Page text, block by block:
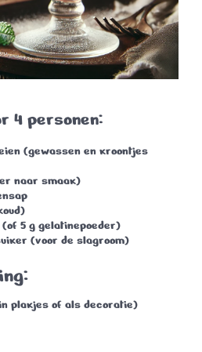
4 personen:
(gewassen en kroontjes
naar smaak)
(of 5 g gelatinepoeder)
(voor de slagroom)
plakjes of als decoratie)